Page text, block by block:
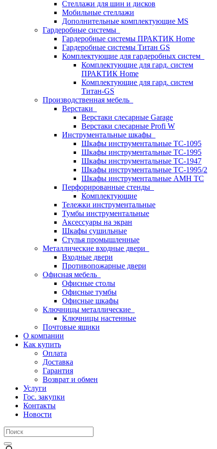
Стеллажи для шин и дисков
Мобильные стеллажи
Дополнительные комплектующие MS
Гардеробные системы
Гардеробные системы ПРАКТИК Home
Гардеробные системы Титан GS
Комплектующие для гардеробных систем
Комплектующие для гард. систем
ПРАКТИК Home
Комплектующие для гард. систем
Титан-GS
Производственная мебель
Верстаки
Верстаки слесарные Garage
Верстаки слесарные Profi W
Инструментальные шкафы
Шкафы инструментальные TC-1095
Шкафы инструментальные TC-1995
Шкафы инструментальные TC-1947
Шкафы инструментальные TC-1995/2
Шкафы инструментальные AMH TC
Перфорированные стенды
Комплектующие
Тележки инструментальные
Тумбы инструментальные
Аксессуары на экран
Шкафы сушильные
Стулья промышленные
Металлические входные двери
Входные двери
Противопожарные двери
Офисная мебель
Офисные столы
Офисные тумбы
Офисные шкафы
Ключницы металлические
Ключницы настенные
Почтовые ящики
О компании
Как купить
Оплата
Доставка
Гарантия
Возврат и обмен
Услуги
Гос. закупки
Контакты
Новости